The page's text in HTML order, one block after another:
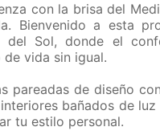
con la brisa del
Bienvenido a esta
del Sol, donde el
vida sin igual.
pareadas de diseño
bañados de
tu estilo personal.